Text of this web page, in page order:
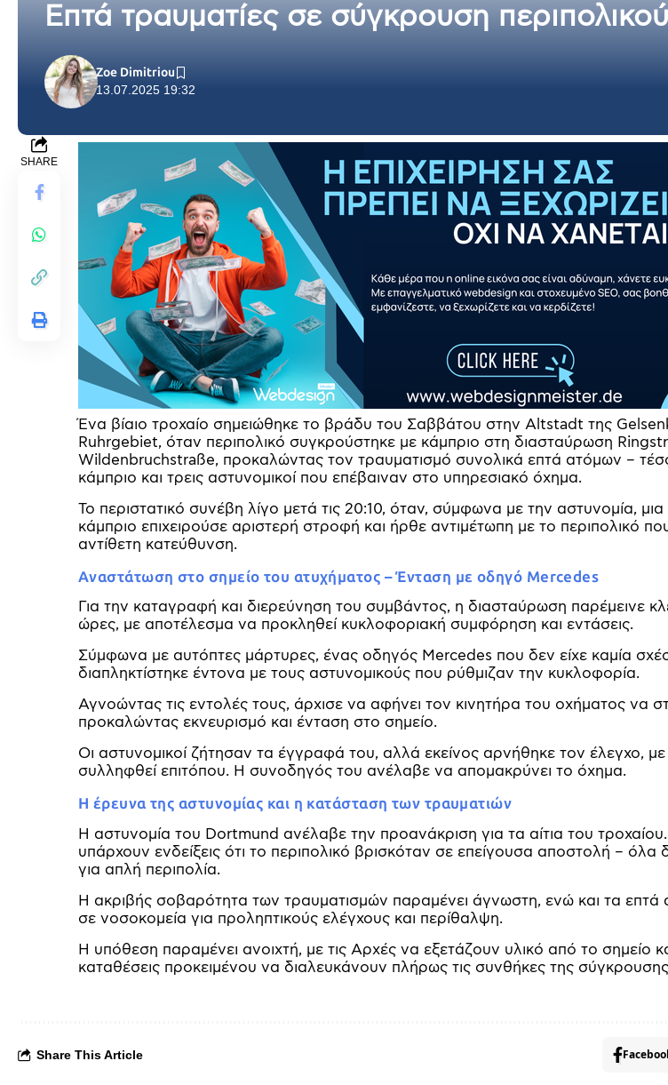
Επτά τραυματίες σε σύγκρουση
13.07.2025 19:32
Zoe Dimitriou
SHARE
Ένα βίαιο τροχαίο σημειώθηκε το βράδυ του Σαββάτου στην Altstadt της
Ruhrgebiet, όταν περιπολικό συγκρούστηκε με κάμπριο στη διασταύρωση
Wildenbruchstraße, προκαλώντας τον τραυματισμό συνολικά επτά ατόμων –
κάμπριο και τρεις αστυνομικοί που επέβαιναν στο υπηρεσιακό όχημα.
Το περιστατικό συνέβη λίγο μετά τις 20:10, όταν, σύμφωνα με την αστυνομία,
κάμπριο επιχειρούσε αριστερή στροφή και ήρθε αντιμέτωπη με το περιπολικό
αντίθετη κατεύθυνση.
Αναστάτωση στο σημείο του ατυχήματος – Ένταση με οδηγό Mercedes
Για την καταγραφή και διερεύνηση του συμβάντος, η διασταύρωση παρέμεινε
ώρες, με αποτέλεσμα να προκληθεί κυκλοφοριακή συμφόρηση και εντάσεις.
Σύμφωνα με αυτόπτες μάρτυρες, ένας οδηγός Mercedes που δεν είχε καμία
διαπληκτίστηκε έντονα με τους αστυνομικούς που ρύθμιζαν την κυκλοφορία.
Αγνοώντας τις εντολές τους, άρχισε να αφήνει τον κινητήρα του οχήματος να
προκαλώντας εκνευρισμό και ένταση στο σημείο.
Οι αστυνομικοί ζήτησαν τα έγγραφά του, αλλά εκείνος αρνήθηκε τον έλεγχο,
συλληφθεί επιτόπου. Η συνοδηγός του ανέλαβε να απομακρύνει το όχημα.
Η έρευνα της αστυνομίας και η κατάσταση των τραυματιών
Η αστυνομία του Dortmund ανέλαβε την προανάκριση για τα αίτια του
υπάρχουν ενδείξεις ότι το περιπολικό βρισκόταν σε επείγουσα αποστολή – όλα
για απλή περιπολία.
Η ακριβής σοβαρότητα των τραυματισμών παραμένει άγνωστη, ενώ και τα
σε νοσοκομεία για προληπτικούς ελέγχους και περίθαλψη.
Η υπόθεση παραμένει ανοιχτή, με τις Αρχές να εξετάζουν υλικό από το σημείο
καταθέσεις προκειμένου να διαλευκάνουν πλήρως τις συνθήκες της
Share This Article